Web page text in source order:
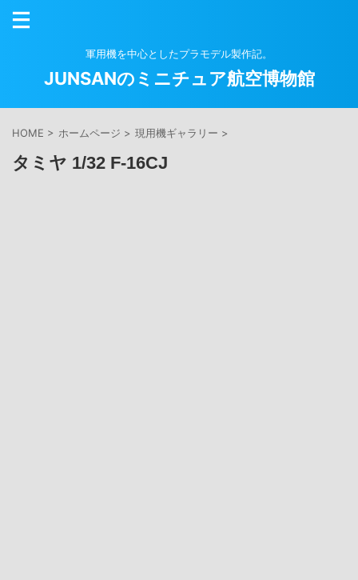
軍用機を中心としたプラモデル製作記。
JUNSANのミニチュア航空博物館
HOME > ホームページ > 現用機ギャラリー >
タミヤ 1/32 F-16CJ